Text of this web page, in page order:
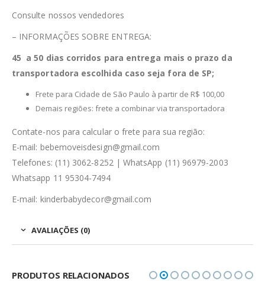
Consulte nossos vendedores
– INFORMAÇÕES SOBRE ENTREGA:
45 a 50 dias corridos para entrega mais o prazo da
transportadora escolhida caso seja fora de SP;
Frete para Cidade de São Paulo à partir de R$ 100,00
Demais regiões: frete a combinar via transportadora
Contate-nos para calcular o frete para sua região:
E-mail: bebemoveisdesign@gmail.com
Telefones: (11) 3062-8252 | WhatsApp (11) 96979-2003
Whatsapp 11 95304-7494
E-mail: kinderbabydecor@gmail.com
AVALIAÇÕES (0)
PRODUTOS RELACIONADOS